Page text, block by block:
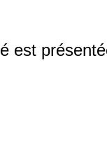
est